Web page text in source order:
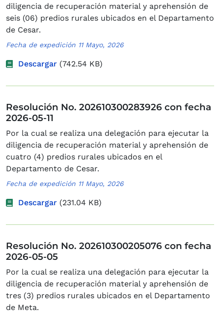
diligencia de recuperación material y aprehensión de
seis (06) predios rurales ubicados en el Departamento
de Cesar.
Fecha de expedición 11 Mayo, 2026
Descargar (742.54 KB)
Resolución No. 202610300283926 con fecha
2026-05-11
Por la cual se realiza una delegación para ejecutar la
diligencia de recuperación material y aprehensión de
cuatro (4) predios rurales ubicados en el
Departamento de Cesar.
Fecha de expedición 11 Mayo, 2026
Descargar (231.04 KB)
Resolución No. 202610300205076 con fecha
2026-05-05
Por la cual se realiza una delegación para ejecutar la
diligencia de recuperación material y aprehensión de
tres (3) predios rurales ubicados en el Departamento
de Meta.